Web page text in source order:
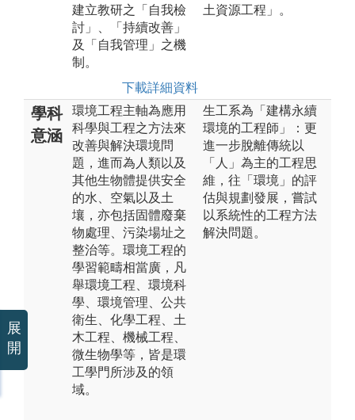
建立教研之「自我檢
討」、「持續改善」
及「自我管理」之機
制。
下載詳細資料
土資源工程」。
學科
意涵
環境工程主軸為應用
科學與工程之方法來
改善與解決環境問
題，進而為人類以及
其他生物體提供安全
的水、空氣以及土
壤，亦包括固體廢棄
物處理、污染場址之
整治等。環境工程的
學習範疇相當廣，凡
舉環境工程、環境科
學、環境管理、公共
衛生、化學工程、土
木工程、機械工程、
微生物學等，皆是環
工學門所涉及的領
域。
生工系為「建構永續
環境的工程師」：更
進一步脫離傳統以
「人」為主的工程思
維，往「環境」的評
估與規劃發展，嘗試
以系統性的工程方法
解決問題。
展
開